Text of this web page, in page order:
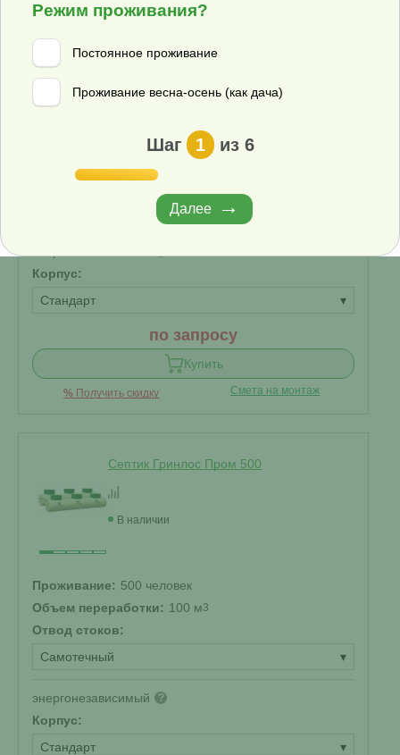
Септик Гринлос Пром 500 Пр
500 человек
100 м3
Отвод стоков:
Корпус:
Стандарт
▾
по запросу
Купить
% Получить скидку Смета на монтаж
Септик Гринлос Пром 500
В наличии
Проживание: 500 человек
Объем переработки: 100 м3
Отвод стоков:
Самотечный
▾
энергонезависимый ?
Корпус:
Стандарт
▾
Режим проживания?
Постоянное проживание
Проживание весна-осень (как дача)
Шаг 1 из 6
Далее